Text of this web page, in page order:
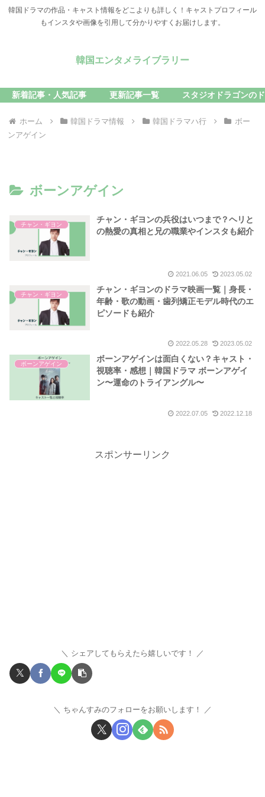
韓国ドラマの作品・キャスト情報をどこよりも詳しく！キャストプロフィール
もインスタや画像を引用して分かりやすくお届けします。
韓国エンタメライブラリー
新着記事・人気記事 更新記事一覧 スタジオドラゴンの
ホーム 韓国ドラマ情報 韓国ドラマハ行
ボー
ンアゲイン
ボーンアゲイン
チャン・ギヨン
チャン・ギヨンの兵役はいつまで？ヘリと
の熱愛の真相と兄の職業やインスタも紹介
2021.06.05 2023.05.02
チャン・ギヨン
チャン・ギヨンのドラマ映画一覧｜身長・
年齢・歌の動画・歯列矯正モデル時代のエ
ピソードも紹介
2022.05.28 2023.05.02
ボーンアゲイン
ボーンアゲインは面白くない？キャスト・
視聴率・感想｜韓国ドラマ ボーンアゲイ
ン〜運命のトライアングル〜
2022.07.05 2022.12.18
スポンサーリンク
シェアしてもらえたら嬉しいです！
ちゃんすみのフォローをお願いします！